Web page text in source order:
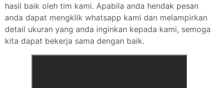
hasil baik oleh tim kami. Apabila anda hendak pesan
anda dapat mengklik whatsapp kami dan melampirkan
detail ukuran yang anda inginkan kepada kami, semoga
kita dapat bekerja sama dengan baik.